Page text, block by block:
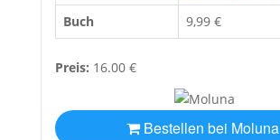
Buch
9,99 €
Preis: 16.00 €
Bestellen bei Moluna